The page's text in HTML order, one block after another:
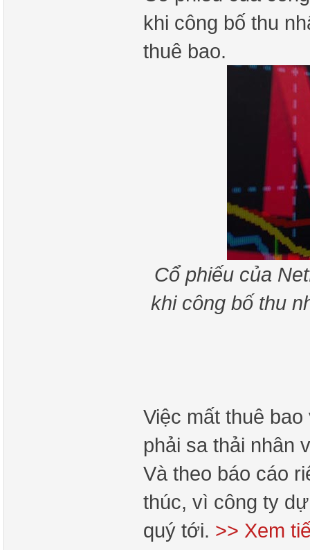
khi công bố thu
thuê bao.
Cổ phiếu của
khi công bố thu
Việc mất thuê
phải sa thải nhân
Và theo báo cáo
thúc, vì công ty
quý tới. >> Xem